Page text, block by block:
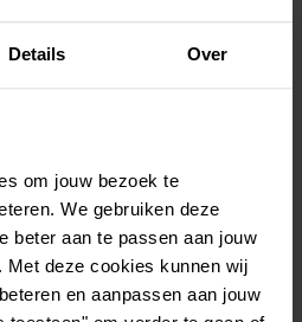
Details Over
om jouw bezoek te
We gebruiken deze
beter aan te passen aan jouw
Met deze cookies kunnen wij
en aanpassen aan jouw
Extreme, vous pouvez
les grandes races de chiens.
robustes, cette laisse